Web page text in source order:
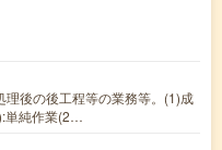
理後の後工程等の業務等。(1)成
単純作業(2…